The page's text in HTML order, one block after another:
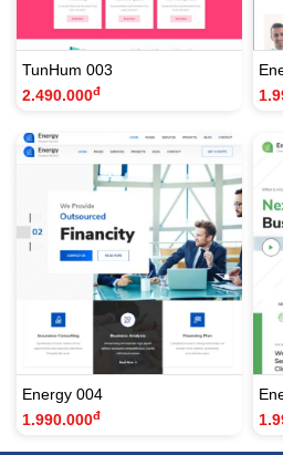
TunHum 003
2.490.000đ
Energy 004
1.990.000đ